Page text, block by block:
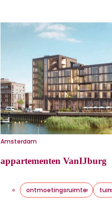
appartementen VanIJburg
Amsterdam
ontmoetingsruimte tuin